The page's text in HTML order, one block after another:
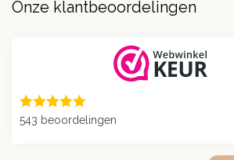
Onze klantbeoordelingen
543 beoordelingen